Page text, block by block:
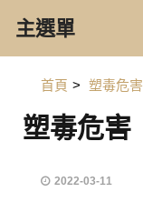
主選單
首頁 > 塑毒危害
塑毒危害
2022-03-11